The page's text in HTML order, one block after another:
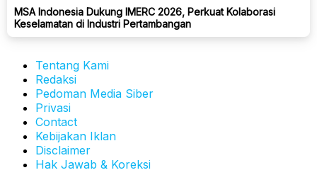
MSA Indonesia Dukung IMERC 2026, Perkuat Kolaborasi
Keselamatan di Industri Pertambangan
Tentang Kami
Redaksi
Pedoman Media Siber
Privasi
Contact
Kebijakan Iklan
Disclaimer
Hak Jawab & Koreksi